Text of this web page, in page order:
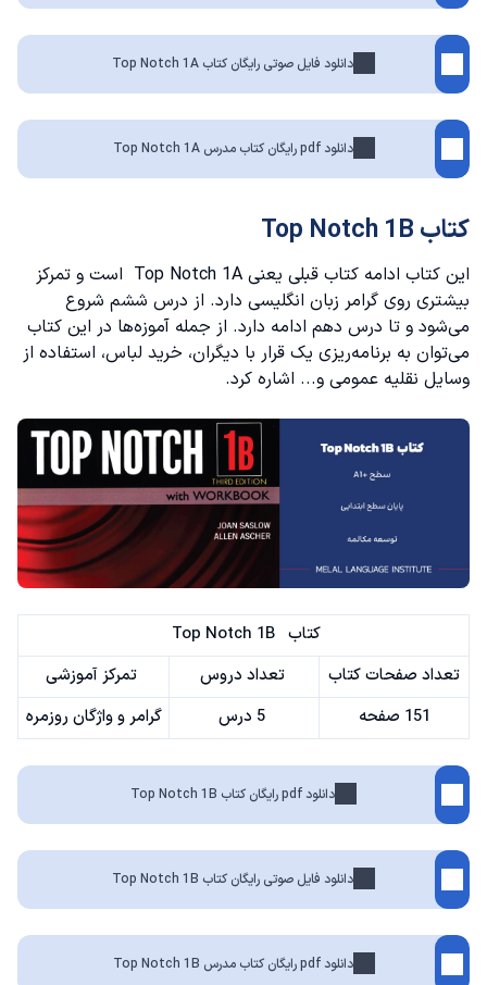
دانلود فایل صوتی رایگان کتاب Top Notch 1A
دانلود pdf رایگان کتاب مدرس Top Notch 1A
کتاب Top Notch 1B
این کتاب ادامه کتاب قبلی یعنی Top Notch 1A است و تمرکز
بیشتری روی گرامر زبان انگلیسی دارد. از درس ششم شروع
می‌شود و تا درس دهم ادامه دارد. از جمله آموزه‌ها در این کتاب
می‌توان به برنامه‌ریزی یک قرار با دیگران، خرید لباس، استفاده از
وسایل نقلیه عمومی و... اشاره کرد.
کتاب Top Notch 1B
تعداد صفحات کتاب
تعداد دروس
تمرکز آموزشی
151 صفحه
گرامر و واژگان روزمره
دانلود pdf رایگان کتاب Top Notch 1B
دانلود فایل صوتی رایگان کتاب Top Notch 1B
دانلود pdf رایگان کتاب مدرس Top Notch 1B